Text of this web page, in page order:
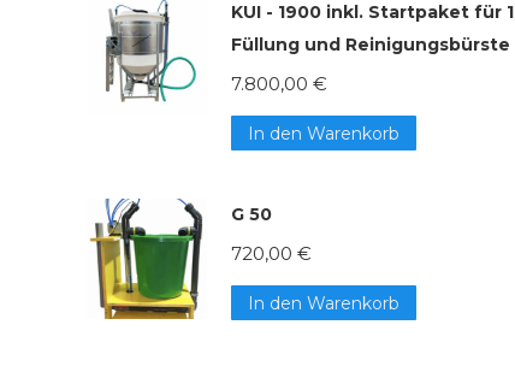
KUI - 1900 inkl. Startpaket für 1
Füllung und Reinigungsbürste
7.800,00 €
In den Warenkorb
G 50
720,00 €
In den Warenkorb